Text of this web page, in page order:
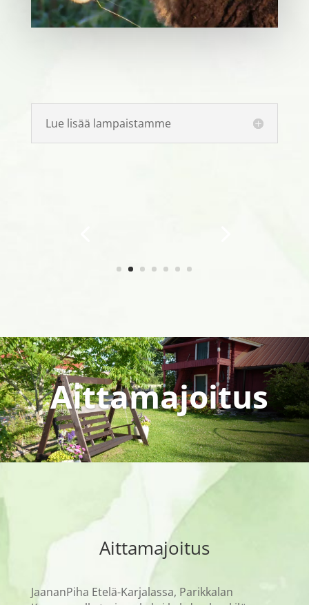
Lue lisää lampaistamme
Aittamajoitus
Aittamajoitus
JaananPiha Etelä-Karjalassa, Parikkalan